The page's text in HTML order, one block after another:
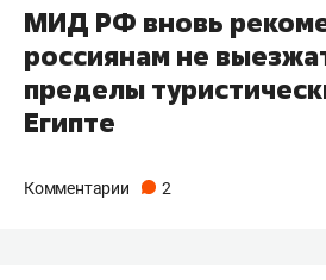
МИД РФ вновь
россиянам не
пределы
Египте
Комментарии 2